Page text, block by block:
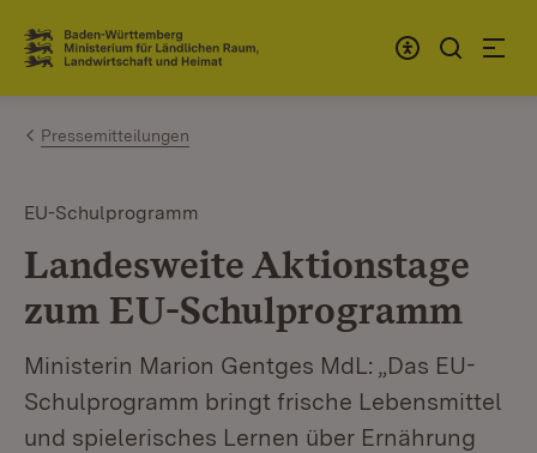
Zum Inhalt springen
Link zur Startseite
Pressemitteilungen
EU-Schulprogramm
Landesweite Aktionstage
zum EU-Schulprogramm
Ministerin Marion Gentges MdL: „Das EU-
Schulprogramm bringt frische Lebensmittel
und spielerisches Lernen über Ernährung